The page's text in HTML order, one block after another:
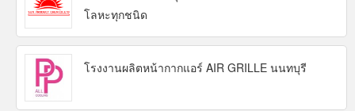
โลหะทุกชนิด
โรงงานผลิตหน้ากากแอร์ AIR GRILLE นนทบุรี